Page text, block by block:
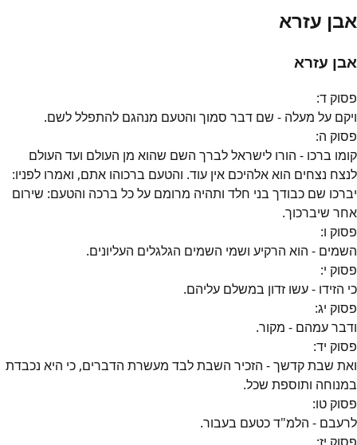
אבן עזרא
אבן עזרא
פסוק ד:
ויקם על מעלה - שם דבר סמוך והטעם מנהגם להתפלל לשם.
פסוק ה:
קומו ברכו - הורו לישראל לברך השם שהוא מן העולם ועד העולם
לנצח נצחים הוא אלהיכם אין עוד. והטעם ברכוהו אתם, ואמרו לפניו:
יברכו שם כבודך בני חלד ותהיה מרומם על כל ברכה והטעם: שירום
אחר שיברכוך.
פסוק ו:
השמים - הוא הרקיע ושמי השמים הגלגלים העליונים.
פסוק י:
כי הזידו - עשו זדון במשלם עליהם.
פסוק יג:
ודבר עמהם - מקור.
פסוק יד:
ואת שבת קדשך - הזכיר השבת לבד מעשרת הדברים, כי היא נכבדת
במנוחה ותוספת שכל.
פסוק טו:
לרעבם - הלמ"ד כטעם בעבור.